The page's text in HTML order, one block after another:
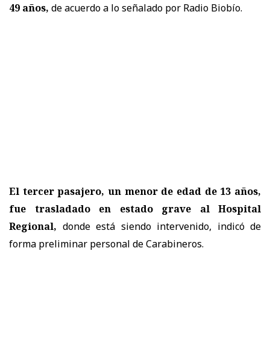
49 años, de acuerdo a lo señalado por Radio Biobío.
El tercer pasajero, un menor de edad de 13 años,
fue trasladado en estado grave al Hospital
Regional, donde está siendo intervenido, indicó de
forma preliminar personal de Carabineros.